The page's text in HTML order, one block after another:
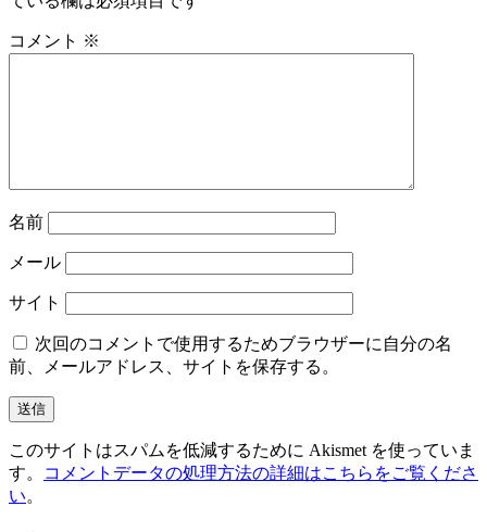
シ
コメント ※
名前
メール
サイト
次回のコメントで使用するためブラウザーに自分の名
前、メールアドレス、サイトを保存する。
このサイトはスパムを低減するために Akismet を使っていま
す。
コメントデータの処理方法の詳細はこちらをご覧くださ
い。